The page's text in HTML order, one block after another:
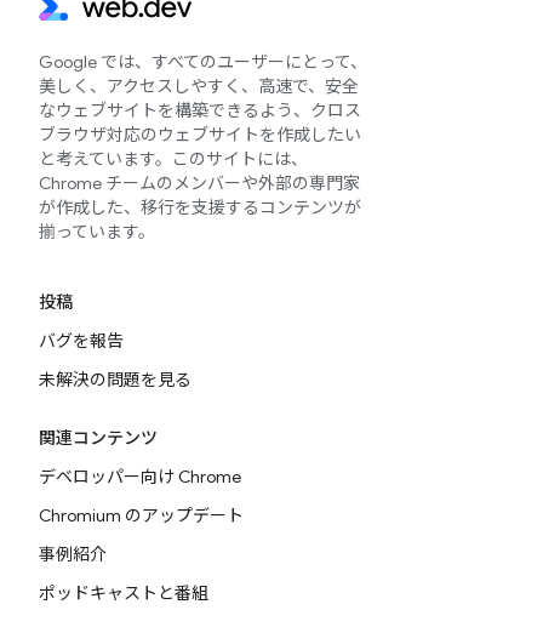
Google では、すべてのユーザーにとって、
美しく、アクセスしやすく、高速で、安全
なウェブサイトを構築できるよう、クロス
ブラウザ対応のウェブサイトを作成したい
と考えています。このサイトには、
Chrome チームのメンバーや外部の専門家
が作成した、移行を支援するコンテンツが
揃っています。
投稿
バグを報告
未解決の問題を見る
関連コンテンツ
デベロッパー向け Chrome
Chromium のアップデート
事例紹介
ポッドキャストと番組